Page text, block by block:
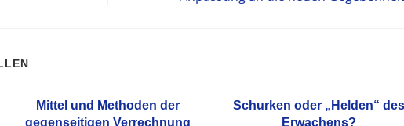
Mittel und Methoden der
gegenseitigen Verrechnung
Schurken oder „Helden“ des
Erwachens?